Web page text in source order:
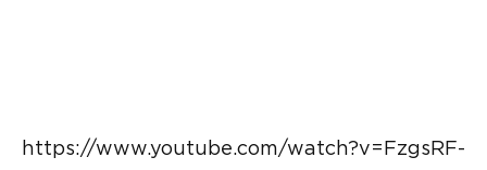
https://www.youtube.com/watch?v=FzgsRF-